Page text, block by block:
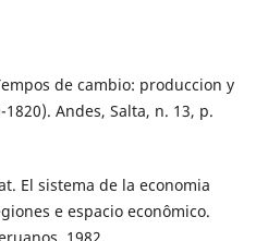
de cambio: produccion y
Andes, Salta, n. 13, p.
El sistema de la economia
e espacio econômico.